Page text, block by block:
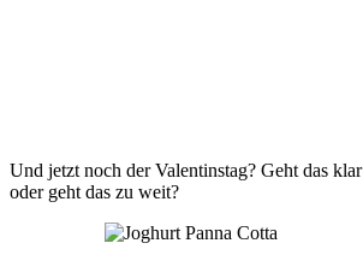
Und jetzt noch der Valentinstag? Geht das klar
oder geht das zu weit?